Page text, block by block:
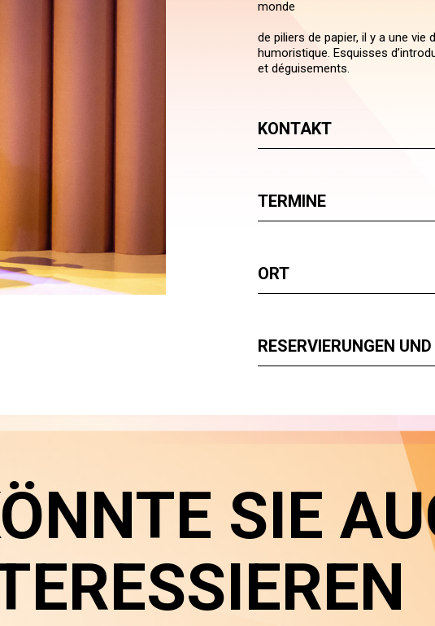
monde
de piliers de papier, il y a une vie
humoristique. Esquisses
et déguisements.
KONTAKT
TERMINE
ORT
RESERVIERUNGEN
SIE